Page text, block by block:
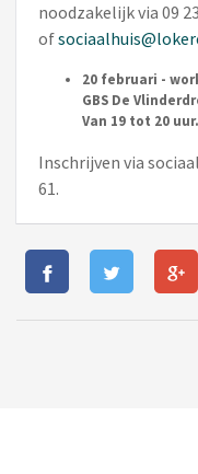
noodzakelijk via 09
of
20 februari -
GBS De
Van 19 tot 20 uur.
Inschrijven via
61.